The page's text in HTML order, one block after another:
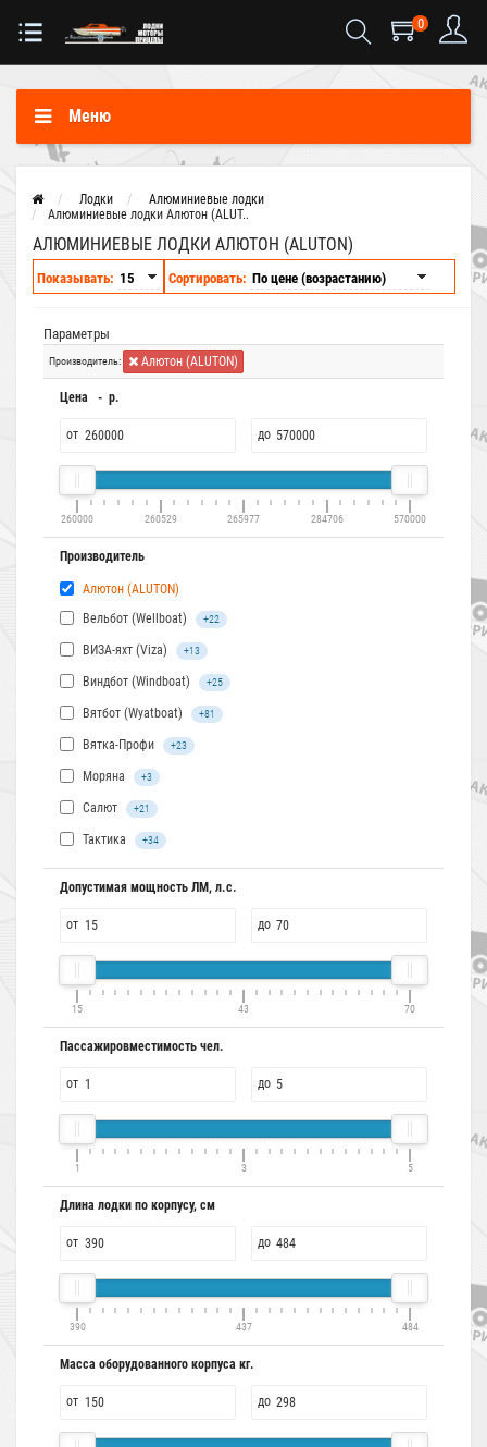
0
Меню
Лодки
Алюминиевые лодки
Алюминиевые лодки Алютон (ALUT..
АЛЮМИНИЕВЫЕ ЛОДКИ АЛЮТОН (ALUTON)
Показывать: Сортировать:
Параметры
Производитель: Алютон (ALUTON)
Цена - р.
от до
260000 260529 265977 284706 570000
Производитель
Алютон (ALUTON)
Вельбот (Wellboat)
+22
ВИЗА-яхт (Viza) +13
Виндбот (Windboat) +25
Вятбот (Wyatboat) +81
Вятка-Профи +23
Моряна +3
Салют +21
Тактика +34
Допустимая мощность ЛМ, л.с.
от до
15 43 70
Пассажировместимость чел.
от до
1 3 5
Длина лодки по корпусу, см
от до
390 437 484
Масса оборудованного корпуса кг.
от до